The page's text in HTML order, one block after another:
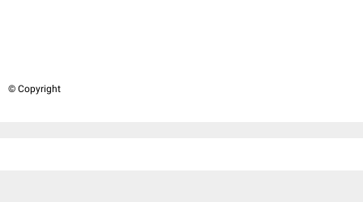
© Copyright